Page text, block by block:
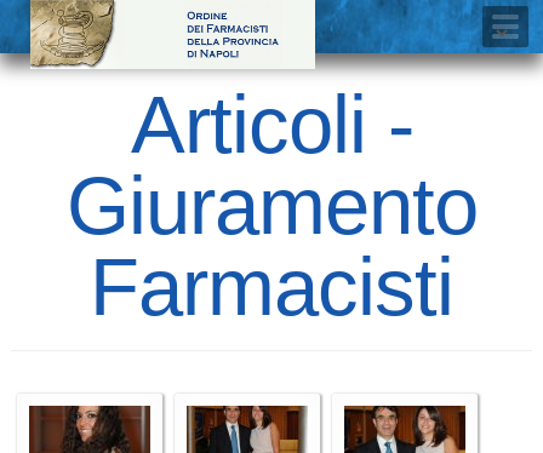
Articoli -
Giuramento
Farmacisti